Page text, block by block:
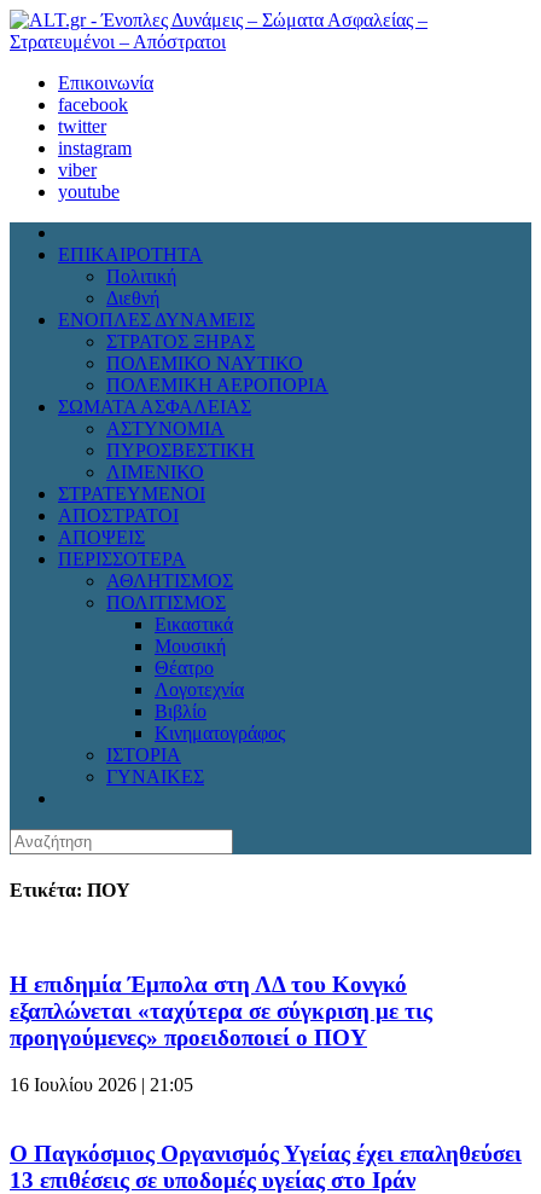
Επικοινωνία
facebook
twitter
instagram
viber
youtube
ΕΠΙΚΑΙΡΟΤΗΤΑ
Πολιτική
Διεθνή
ΕΝΟΠΛΕΣ ΔΥΝΑΜΕΙΣ
ΣΤΡΑΤΟΣ ΞΗΡΑΣ
ΠΟΛΕΜΙΚΟ ΝΑΥΤΙΚΟ
ΠΟΛΕΜΙΚΗ ΑΕΡΟΠΟΡΙΑ
ΣΩΜΑΤΑ ΑΣΦΑΛΕΙΑΣ
ΑΣΤΥΝΟΜΙΑ
ΠΥΡΟΣΒΕΣΤΙΚΗ
ΛΙΜΕΝΙΚΟ
ΣΤΡΑΤΕΥΜΕΝΟΙ
ΑΠΟΣΤΡΑΤΟΙ
ΑΠΟΨΕΙΣ
ΠΕΡΙΣΣΟΤΕΡΑ
ΑΘΛΗΤΙΣΜΟΣ
ΠΟΛΙΤΙΣΜΟΣ
Εικαστικά
Μουσική
Θέατρο
Λογοτεχνία
Βιβλίο
Κινηματογράφος
ΙΣΤΟΡΙΑ
ΓΥΝΑΙΚΕΣ
Ετικέτα: ΠΟΥ
Η επιδημία Έμπολα στη ΛΔ του Κονγκό
εξαπλώνεται «ταχύτερα σε σύγκριση με τις
προηγούμενες» προειδοποιεί ο ΠΟΥ
16 Ιουλίου 2026 | 21:05
Ο Παγκόσμιος Οργανισμός Υγείας έχει επαληθεύσει
13 επιθέσεις σε υποδομές υγείας στο Ιράν